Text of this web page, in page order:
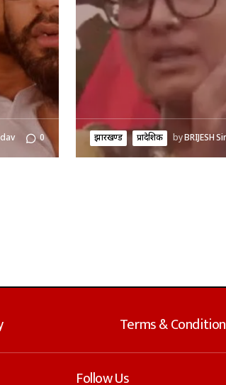
0 झारखण्ड प्रादेशिक byBRIJESH
Terms &
Follow Us